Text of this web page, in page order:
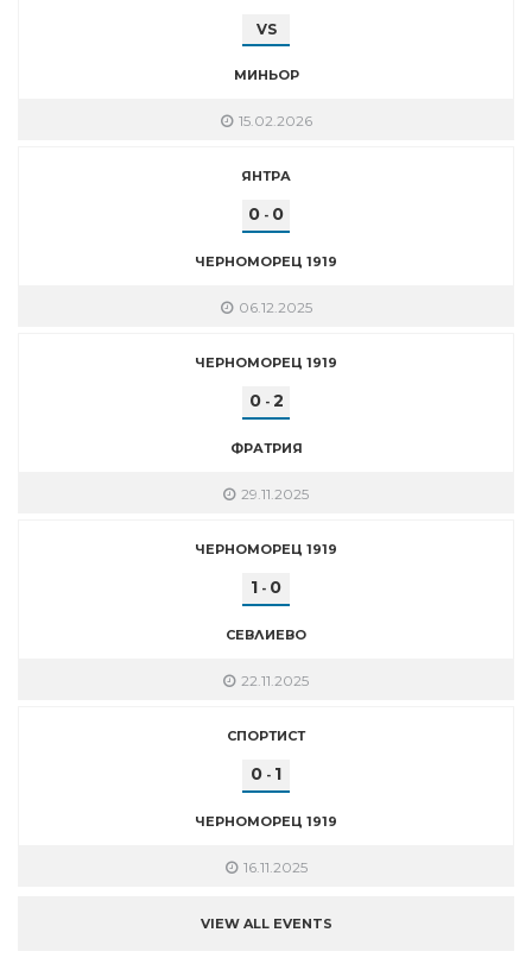
VS
МИНЬОР
15.02.2026
ЯНТРА
0 - 0
ЧЕРНОМОРЕЦ 1919
06.12.2025
ЧЕРНОМОРЕЦ 1919
0- 2
ФРАТРИЯ
29.11.2025
ЧЕРНОМОРЕЦ 1919
1 - 0
СЕВЛИЕВО
22.11.2025
СПОРТИСТ
0 - 1
ЧЕРНОМОРЕЦ 1919
16.11.2025
VIEW ALL EVENTS